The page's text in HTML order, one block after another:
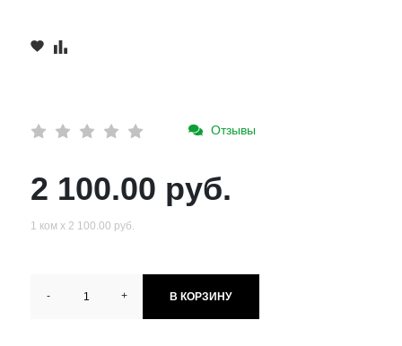
Отзывы
2 100.00 руб.
1 ком х 2 100.00 руб.
- + В КОРЗИНУ